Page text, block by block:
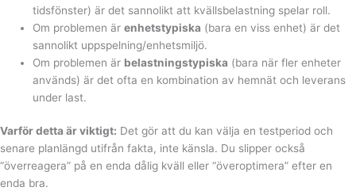
tidsfönster) är det sannolikt att kvällsbelastning spelar roll.
Om problemen ärenhetstypiska (bara en viss enhet) är det
sannolikt uppspelning/enhetsmiljö.
Om problemen är belastningstypiska (bara när fler enheter
används) är det ofta en kombination av hemnät och leverans
under last.
Varför detta är viktigt: Det gör att du kan välja en testperiod och
senare planlängd utifrån fakta, inte känsla. Du slipper också
“överreagera” på en enda dålig kväll eller “överoptimera” efter en
enda bra.